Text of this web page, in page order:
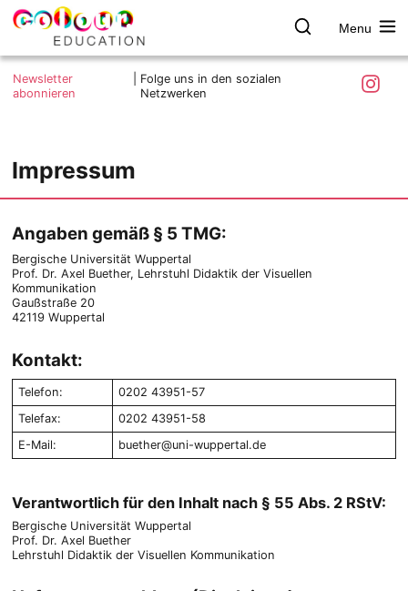
Skip
colour.education
Farbe
entdecken
Menu
Was ist colour.education?
Ziele und Mitmachen
Datenschutzerklärung
Newsletter
abonnieren
Folge uns in den sozialen
Netzwerken
Impressum
Angaben gemäß § 5 TMG:
Bergische Universität Wuppertal
Prof. Dr. Axel Buether, Lehrstuhl Didaktik der Visuellen
Kommunikation
Gaußstraße 20
42119 Wuppertal
Kontakt:
Telefon:
0202 43951-57
Telefax:
0202 43951-58
E-Mail:
buether@uni-wuppertal.de
Verantwortlich für den Inhalt nach § 55 Abs. 2 RStV:
Bergische Universität Wuppertal
Prof. Dr. Axel Buether
Lehrstuhl Didaktik der Visuellen Kommunikation